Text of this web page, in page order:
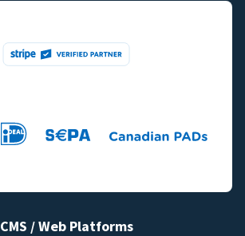
CMS / Web Platforms